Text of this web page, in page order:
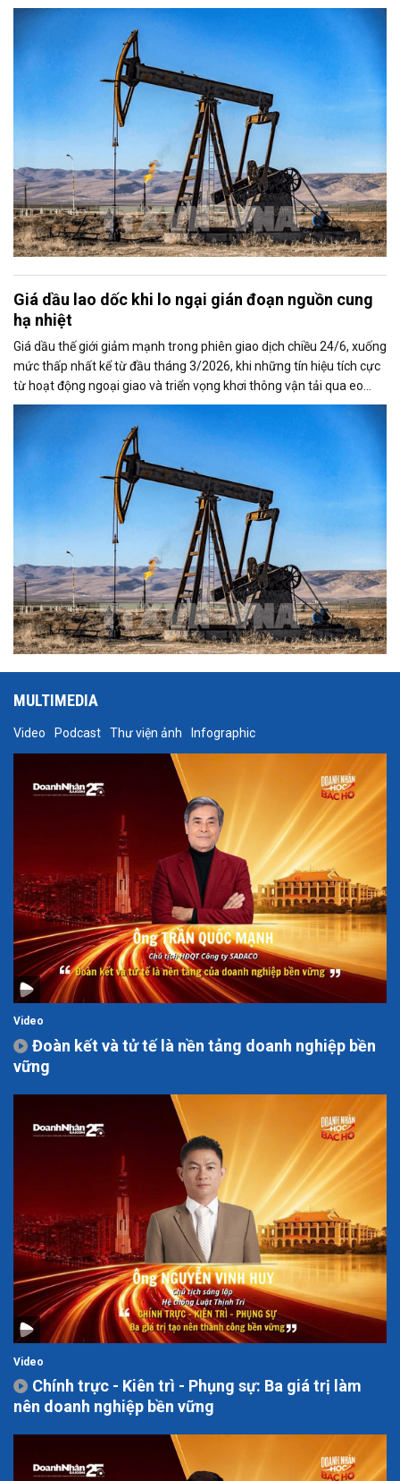
hụt dầu từ Trung Đông, kéo giá Brent và WTI xuống mức thấp nhất
trong nhiều tháng.
Giá dầu lao dốc khi lo ngại gián đoạn nguồn cung
hạ nhiệt
Giá dầu thế giới giảm mạnh trong phiên giao dịch chiều 24/6, xuống
mức thấp nhất kể từ đầu tháng 3/2026, khi những tín hiệu tích cực
từ hoạt động ngoại giao và triển vọng khơi thông vận tải qua eo
biển Hormuz làm dịu bớt lo ngại về nguy cơ gián đoạn nguồn cung
toàn cầu.
MULTIMEDIA
Video Podcast Thư viện ảnh Infographic
Video
Đoàn kết và tử tế là nền tảng doanh nghiệp bền
vững
Video
Chính trực - Kiên trì - Phụng sự: Ba giá trị làm
nên doanh nghiệp bền vững